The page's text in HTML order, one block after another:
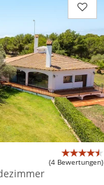
(4 Bewertungen)